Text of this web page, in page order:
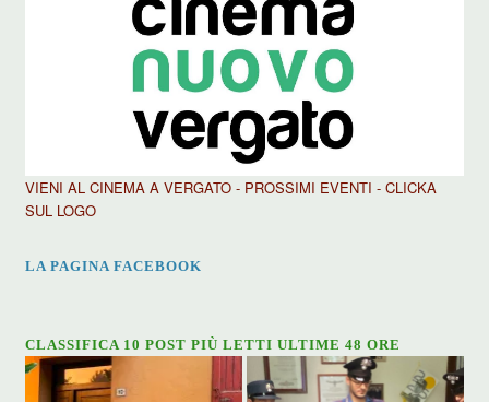
VIENI AL CINEMA A VERGATO - PROSSIMI EVENTI - CLICKA
SUL LOGO
LA PAGINA FACEBOOK
CLASSIFICA 10 POST PIÙ LETTI ULTIME 48 ORE